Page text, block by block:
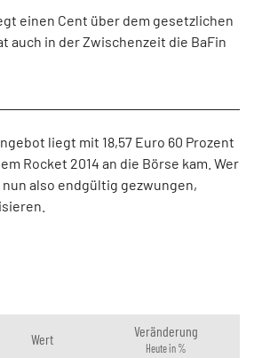
einen Cent über dem gesetzlichen
auch in der Zwischenzeit die BaFin
liegt mit 18,57 Euro 60 Prozent
Rocket 2014 an die Börse kam. Wer
also endgültig gezwungen,
Wert Veränderung
Heute in %